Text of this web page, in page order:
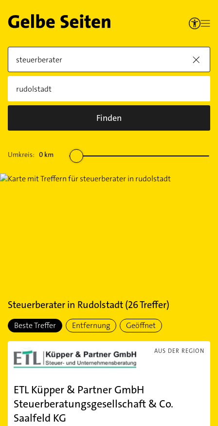
Finden
Umkreis: 0 km
Steuerberaterin Rudolstadt(26Treffer)
Beste Treffer Entfernung Geöffnet
AUS DER REGION
ETL Küpper & Partner GmbH
Steuerberatungsgesellschaft & Co.
Saalfeld KG